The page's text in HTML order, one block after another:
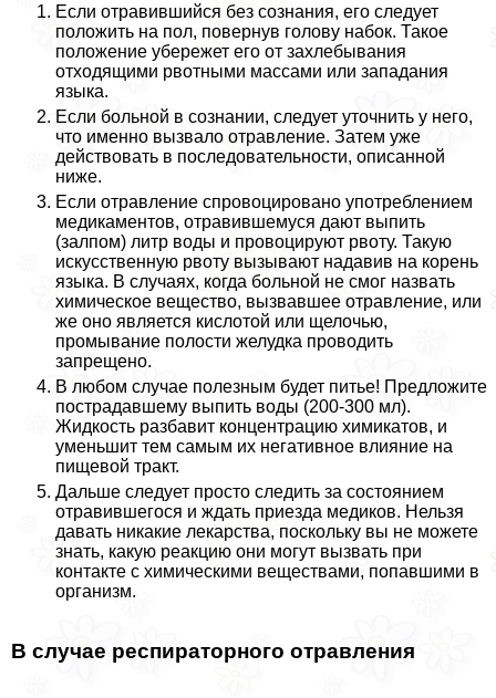
Если отравившийся без сознания, его следует
положить на пол, повернув голову набок. Такое
положение убережет его от захлебывания
отходящими рвотными массами или западания
языка.
Если больной в сознании, следует уточнить у него,
что именно вызвало отравление. Затем уже
действовать в последовательности, описанной
ниже.
Если отравление спровоцировано употрeблением
медикаментов, отравившемуся дают выпить
(залпом) литр воды и провоцируют рвоту. Такую
искусственную рвоту вызывают надавив на корень
языка. В случаях, когда больной не смог назвать
химическое вещество, вызвавшее отравление, или
же оно является кислотой или щелочью,
промывание полости желудка проводить
запрещено.
В любом случае полезным будет питье! Предложите
пострадавшему выпить воды (200-300 мл).
Жидкость разбавит концентрацию химикатов, и
уменьшит тем самым их негативное влияние на
пищевой тpaкт.
Дальше следует просто следить за состоянием
отравившегося и ждать приезда медиков. Нельзя
давать никакие лекарства, поскольку вы не можете
знать, какую реакцию они могут вызвать при
контакте с химическими веществами, попавшими в
организм.
В случае респираторного отравления